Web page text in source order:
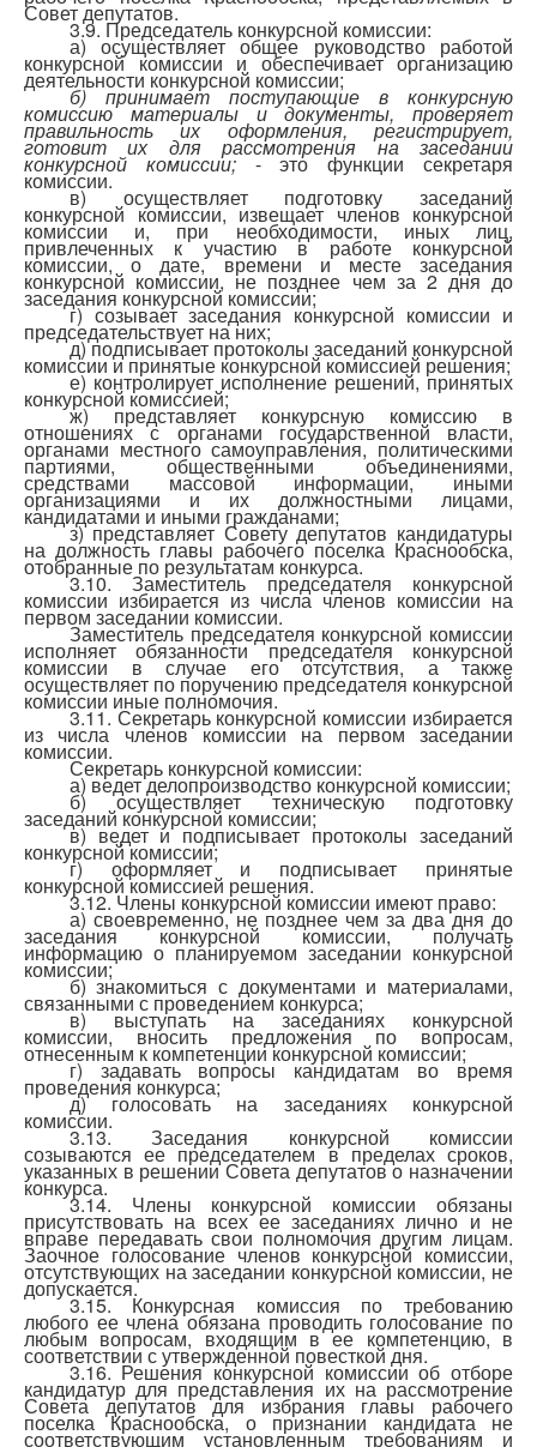
Совет депутатов.
3.9. Председатель конкурсной комиссии:
а) осуществляет общее руководство работой
конкурсной комиссии и обеспечивает организацию
деятельности конкурсной комиссии;
б) принимает поступающие в конкурсную
комиссию материалы и документы, проверяет
правильность их оформления, регистрирует,
готовит их для рассмотрения на заседании
конкурсной комиссии;- это функции секретаря
комиссии.
в) осуществляет подготовку заседаний
конкурсной комиссии, извещает членов конкурсной
комиссии и, при необходимости, иных лиц,
привлеченных к участию в работе конкурсной
комиссии, о дате, времени и месте заседания
конкурсной комиссии, не позднее чем за 2 дня до
заседания конкурсной комиссии;
г) созывает заседания конкурсной комиссии и
председательствует на них;
д) подписывает протоколы заседаний конкурсной
комиссии и принятые конкурсной комиссией решения;
е) контролирует исполнение решений, принятых
конкурсной комиссией;
ж) представляет конкурсную комиссию в
отношениях с органами государственной власти,
органами местного самоуправления, политическими
партиями, общественными объединениями,
средствами массовой информации, иными
организациями и их должностными лицами,
кандидатами и иными гражданами;
з) представляет Совету депутатов кандидатуры
на должность главы рабочего поселка Краснообска,
отобранные по результатам конкурса.
3.10. Заместитель председателя конкурсной
комиссии избирается из числа членов комиссии на
первом заседании комиссии.
Заместитель председателя конкурсной комиссии
исполняет обязанности председателя конкурсной
комиссии в случае его отсутствия, а также
осуществляет по поручению председателя конкурсной
комиссии иные полномочия.
3.11. Секретарь конкурсной комиссии избирается
из числа членов комиссии на первом заседании
комиссии.
Секретарь конкурсной комиссии:
а) ведет делопроизводство конкурсной комиссии;
б) осуществляет техническую подготовку
заседаний конкурсной комиссии;
в) ведет и подписывает протоколы заседаний
конкурсной комиссии;
г) оформляет и подписывает принятые
конкурсной комиссией решения.
3.12. Члены конкурсной комиссии имеют право:
а) своевременно, не позднее чем за два дня до
заседания конкурсной комиссии, получать
информацию о планируемом заседании конкурсной
комиссии;
б) знакомиться с документами и материалами,
связанными с проведением конкурса;
в) выступать на заседаниях конкурсной
комиссии, вносить предложения по вопросам,
отнесенным к компетенции конкурсной комиссии;
г) задавать вопросы кандидатам во время
проведения конкурса;
д) голосовать на заседаниях конкурсной
комиссии.
3.13. Заседания конкурсной комиссии
созываются ее председателем в пределах сроков,
указанных в решении Совета депутатов о назначении
конкурса.
3.14. Члены конкурсной комиссии обязаны
присутствовать на всех ее заседаниях лично и не
вправе передавать свои полномочия другим лицам.
Заочное голосование членов конкурсной комиссии,
отсутствующих на заседании конкурсной комиссии, не
допускается.
3.15. Конкурсная комиссия по требованию
любого ее члена обязана проводить голосование по
любым вопросам, входящим в ее компетенцию, в
соответствии с утвержденной повесткой дня.
3.16. Решения конкурсной комиссии об отборе
кандидатур для представления их на рассмотрение
Совета депутатов для избрания главы рабочего
поселка Краснообска, о признании кандидата не
соответствующим установленным требованиям и